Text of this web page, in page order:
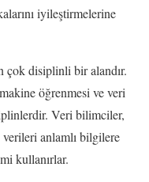
iyileştirmelerine
disiplinli bir alandır.
öğrenmesi ve veri
Veri bilimciler,
anlamlı bilgilere
kullanırlar.